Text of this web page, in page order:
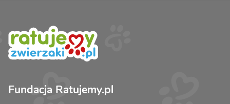
Fundacja Ratujemy.pl